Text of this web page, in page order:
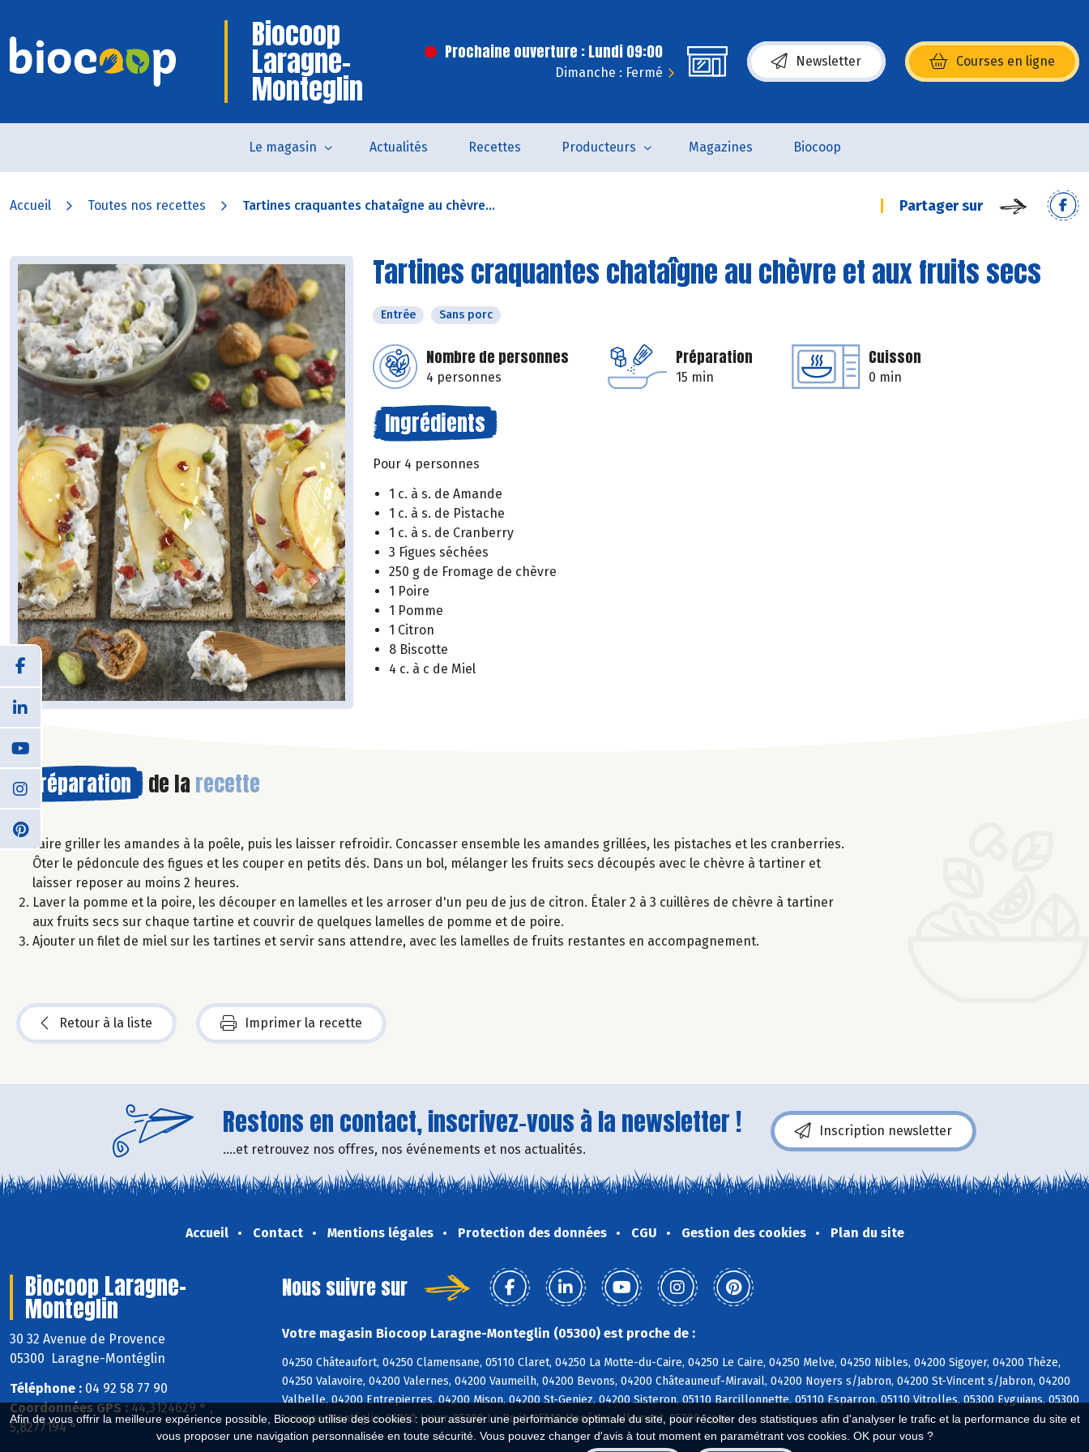
Afin de vous offrir la meilleure expérience possible, Biocoop utilise des cookies : pour assurer une performance optimale du site, pour récolter des statistiques afin d'analyser le trafic et la performance du site et
vous proposer une navigation personnalisée en toute sécurité. Vous pouvez changer d'avis à tout moment en paramétrant vos cookies. OK pour vous ?
Biocoop
Laragne-
Monteglin
Prochaine ouverture : Lundi 09:00
Dimanche : Fermé
Newsletter Courses en ligne
(s’ouvre dans une nouvelle fenêtre)
Le magasin Actualités Recettes Producteurs Magazines Biocoop
Accueil Toutes nos recettes Tartines craquantes chataîgne au chèvre... Partager sur
Tartines craquantes chataîgne au chèvre et aux fruits secs
Entrée Sans porc
Nombre de personnes
4 personnes
Préparation
15 min
Cuisson
0 min
Ingrédients
Pour 4 personnes
1 c. à s. de Amande
1 c. à s. de Pistache
1 c. à s. de Cranberry
3 Figues séchées
250 g de Fromage de chèvre
1 Poire
1 Pomme
1 Citron
8 Biscotte
4 c. à c de Miel
Préparation de la recette
Faire griller les amandes à la poêle, puis les laisser refroidir. Concasser ensemble les amandes grillées, les pistaches et les cranberries.
Ôter le pédoncule des figues et les couper en petits dés. Dans un bol, mélanger les fruits secs découpés avec le chèvre à tartiner et
laisser reposer au moins 2 heures.
Laver la pomme et la poire, les découper en lamelles et les arroser d'un peu de jus de citron. Étaler 2 à 3 cuillères de chèvre à tartiner
aux fruits secs sur chaque tartine et couvrir de quelques lamelles de pomme et de poire.
Ajouter un filet de miel sur les tartines et servir sans attendre, avec les lamelles de fruits restantes en accompagnement.
Retour à la liste Imprimer la recette
Restons en contact, inscrivez-vous à la newsletter !
....et retrouvez nos offres, nos événements et nos actualités.
Inscription newsletter
Accueil Contact Mentions légales Protection des données CGU Gestion des cookies Plan du site
Biocoop Laragne-
Monteglin
30 32 Avenue de Provence
05300 Laragne-Montéglin
Téléphone : 04 92 58 77 90
Coordonnées GPS : 44,3124629 ° ,
5,8277194 °
Nous suivre sur
Votre magasin Biocoop Laragne-Monteglin (05300) est proche de :
04250 Châteaufort, 04250 Clamensane, 05110 Claret, 04250 La Motte-du-Caire, 04250 Le Caire, 04250 Melve, 04250 Nibles, 04200 Sigoyer, 04200 Thèze,
04250 Valavoire, 04200 Valernes, 04200 Vaumeilh, 04200 Bevons, 04200 Châteauneuf-Miravail, 04200 Noyers s/Jabron, 04200 St-Vincent s/Jabron, 04200
Valbelle, 04200 Entrepierres, 04200 Mison, 04200 St-Geniez, 04200 Sisteron, 05110 Barcillonnette, 05110 Esparron, 05110 Vitrolles, 05300 Eyguians, 05300
Laragne-Montéglin, 05300 Lazer, 05300 Le Poët, 05110 Monêtier-Allemont, 05300 Upaix